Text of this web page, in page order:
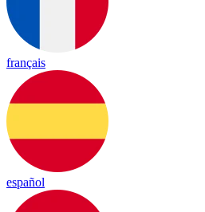
français
español